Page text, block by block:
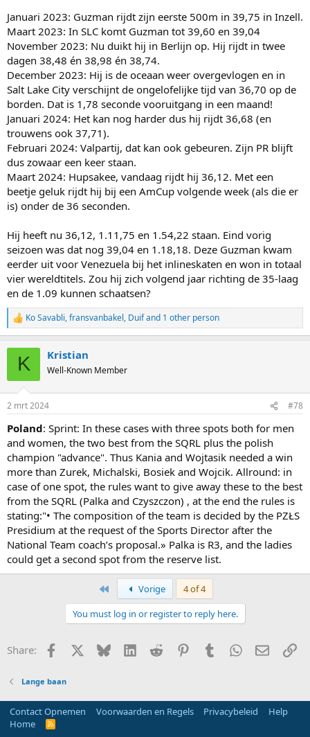
Januari 2023: Guzman rijdt zijn eerste 500m in 39,75 in Inzell.
Maart 2023: In SLC komt Guzman tot 39,60 en 39,04
November 2023: Nu duikt hij in Berlijn op. Hij rijdt in twee
dagen 38,48 én 38,98 én 38,74.
December 2023: Hij is de oceaan weer overgevlogen en in
Salt Lake City verschijnt de ongelofelijke tijd van 36,70 op de
borden. Dat is 1,78 seconde vooruitgang in een maand!
Januari 2024: Het kan nog harder dus hij rijdt 36,68 (en
trouwens ook 37,71).
Februari 2024: Valpartij, dat kan ook gebeuren. Zijn PR blijft
dus zowaar een keer staan.
Maart 2024: Hupsakee, vandaag rijdt hij 36,12. Met een
beetje geluk rijdt hij bij een AmCup volgende week (als die er
is) onder de 36 seconden.
Hij heeft nu 36,12, 1.11,75 en 1.54,22 staan. Eind vorig
seizoen was dat nog 39,04 en 1.18,18. Deze Guzman kwam
eerder uit voor Venezuela bij het inlineskaten en won in totaal
vier wereldtitels. Zou hij zich volgend jaar richting de 35-laag
en de 1.09 kunnen schaatsen?
R
e
s
Ko Savabli,fransvanbakel, Duifand 1 other person
K Kristian
Well-Known Member
2 mrt 2024 #78
Poland: Sprint: In these cases with three spots both for men
and women, the two best from the SQRL plus the polish
champion "advance". Thus Kania and Wojtasik needed a win
more than Zurek, Michalski, Bosiek and Wojcik. Allround: in
case of one spot, the rules want to give away these to the best
from the SQRL (Palka and Czyszczon) , at the end the rules is
stating:"• The composition of the team is decided by the PZŁS
Presidium at the request of the Sports Director after the
National Team coach’s proposal.» Palka is R3, and the ladies
could get a second spot from the reserve list.
Vorige
4 of 4
You must log in or register to reply here.
Share: Facebook Bluesky LinkedInReddit PinterestTumblrWhatsApp
E-mail
Lange baan
Contact Opnemen Voorwaarden en Regels Privacybeleid
Help
Home
R